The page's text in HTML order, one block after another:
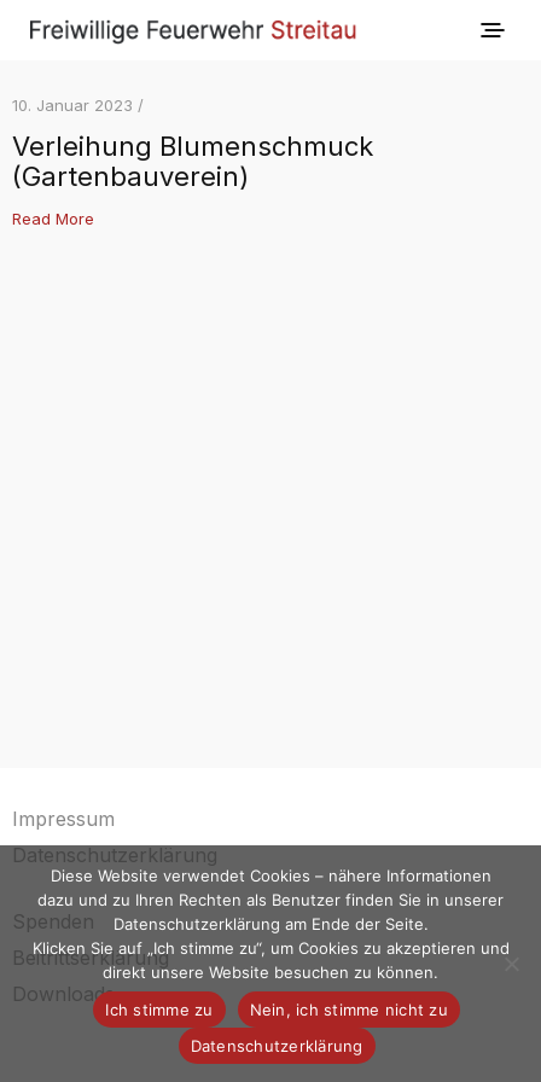
10. Januar 2023 /
Verleihung Blumenschmuck
(Gartenbauverein)
Read More
Impressum
Datenschutzerklärung
Spenden
Beitrittserklärung
Downloads
Diese Website verwendet Cookies – nähere Informationen
dazu und zu Ihren Rechten als Benutzer finden Sie in unserer
Datenschutzerklärung am Ende der Seite.
Klicken Sie auf „Ich stimme zu“, um Cookies zu akzeptieren und
direkt unsere Website besuchen zu können.
Ich stimme zu
Nein, ich stimme nicht zu
Datenschutzerklärung